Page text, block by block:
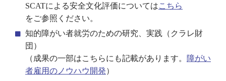
SCATによる安全文化評価についてはこちら
をご参照ください。
知的障がい者就労のための研究、実践（クラレ財
団）
（成果の一部はこちらにも記載があります。 障がい
者雇用のノウハウ開発）